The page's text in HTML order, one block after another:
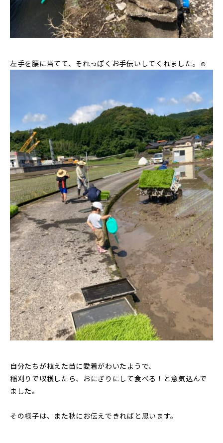
左手を腰に当てて、それっぽくお手伝いしてくれました。☺
自分たちが植えた苗に愛着がわいたようで、
稲刈りで収穫したら、おにぎりにして食べる！と意気込んで
ました。
その様子は、また秋にお伝えできればと思います。